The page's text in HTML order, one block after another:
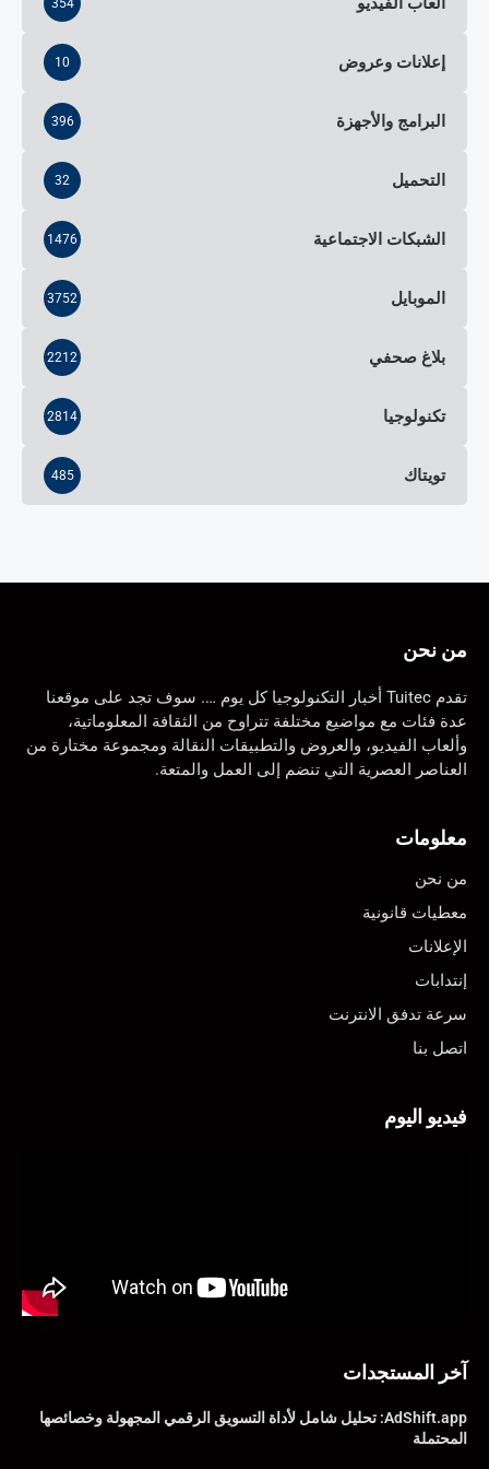
354
إعلانات وعروض 10
البرامج والأجهزة 396
التحميل 32
الشبكات الاجتماعية 1476
الموبايل 3752
بلاغ صحفي 2212
تكنولوجيا 2814
تويتاك 485
من نحن
تقدم Tuitec أخبار التكنولوجيا كل يوم …. سوف تجد على موقعنا
عدة فئات مع مواضيع مختلفة تتراوح من الثقافة المعلوماتية،
وألعاب الفيديو، والعروض والتطبيقات النقالة ومجموعة مختارة من
العناصر العصرية التي تنضم إلى العمل والمتعة.
معلومات
من نحن
معطيات قانونية
الإعلانات
إنتدابات
سرعة تدفق الانترنت
اتصل بنا
فيديو اليوم
آخر المستجدات
AdShift.app: تحليل شامل لأداة التسويق الرقمي المجهولة وخصائصها
المحتملة